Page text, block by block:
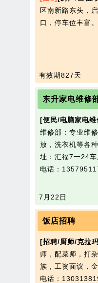
区南新路东头，
口，停车位丰富。
有效期827天
东升家电维修
[便民/电脑家电
维修部：专业维
放，洗衣机等各
址：汇福7一24车
电话：
7月22日
饭店招聘
[招聘/厨师/克拉
师，配菜师，打
族，工资面议，
电话：